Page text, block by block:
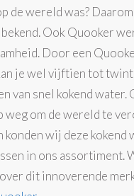
de wereld was?
Ook Quooker
Door een
je wel vijftien tot
van snel kokend water.
weg om de wereld te
konden wij deze kokend
in ons assortiment.
dit innoverende